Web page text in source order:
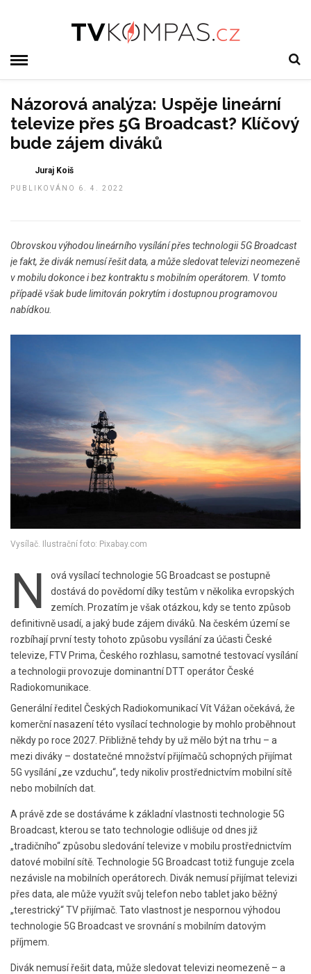
Názorová analýza: Uspěje lineární
televize přes 5G Broadcast? Klíčový
bude zájem diváků
Juraj Koiš
PUBLIKOVÁNO 6. 4. 2022
Obrovskou výhodou lineárního vysílání přes technologii 5G Broadcast
je fakt, že divák nemusí řešit data, a může sledovat televizi neomezeně
v mobilu dokonce i bez kontraktu s mobilním operátorem. V tomto
případě však bude limitován pokrytím i dostupnou programovou
nabídkou.
Vysílač. Ilustrační foto: Pixabay.com
N
ová vysílací technologie 5G Broadcast se postupně
dostává do povědomí díky testům v několika evropských
zemích. Prozatím je však otázkou, kdy se tento způsob
definitivně usadí, a jaký bude zájem diváků. Na českém území se
rozbíhají první testy tohoto způsobu vysílání za účasti České
televize, FTV Prima, Českého rozhlasu, samotné testovací vysílání
a technologii provozuje dominantní DTT operátor České
Radiokomunikace.
Generální ředitel Českých Radiokomunikací Vít Vážan očekává, že
komerční nasazení této vysílací technologie by mohlo proběhnout
někdy po roce 2027. Přibližně tehdy by už mělo být na trhu – a
mezi diváky – dostatečné množství přijímačů schopných přijímat
5G vysílání „ze vzduchu“, tedy nikoliv prostřednictvím mobilní sítě
nebo mobilních dat.
A právě zde se dostáváme k základní vlastnosti technologie 5G
Broadcast, kterou se tato technologie odlišuje od dnes již
„tradičního“ způsobu sledování televize v mobilu prostřednictvím
datové mobilní sítě. Technologie 5G Broadcast totiž funguje zcela
nezávisle na mobilních operátorech. Divák nemusí přijímat televizi
přes data, ale může využít svůj telefon nebo tablet jako běžný
„terestrický“ TV přijímač. Tato vlastnost je nespornou výhodou
technologie 5G Broadcast ve srovnání s mobilním datovým
příjmem.
Divák nemusí řešit data, může sledovat televizi neomezeně – a